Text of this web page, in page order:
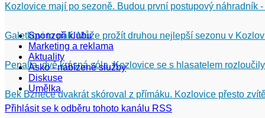
Kozlovice mají po sezoně. Budou první postupový náhradník
Galetkovi to pálí. Může prožít druhou nejlepší sezonu v
Penalta, dvě krásná sóla. Kozlovice se s hlasatelem
Bek Bznece dvakrát skóroval z přímáku. Kozlovice přesto
Sponzoři klubu
Marketing a reklama
Aktuality
Asko - nabízené služby
Diskuse
Umělka
Přihlásit se k odběru tohoto kanálu RSS